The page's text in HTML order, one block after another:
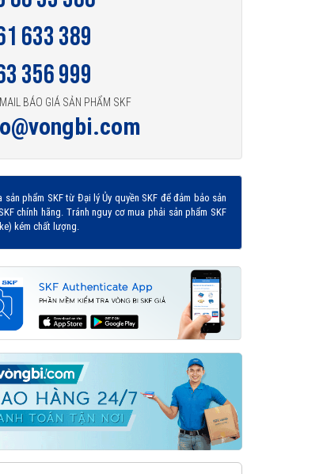
633 389
356 999
BÁO GIÁ SẢN PHẨM SKF
phẩm SKF từ Đại lý Ủy quyền SKF để đảm bảo sản
chính hãng. Tránh nguy cơ mua phải sản phẩm SKF
kém chất lượng.